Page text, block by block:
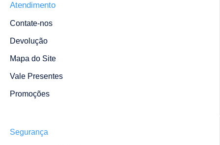
Atendimento
Contate-nos
Devolução
Mapa do Site
Vale Presentes
Promoções
Segurança